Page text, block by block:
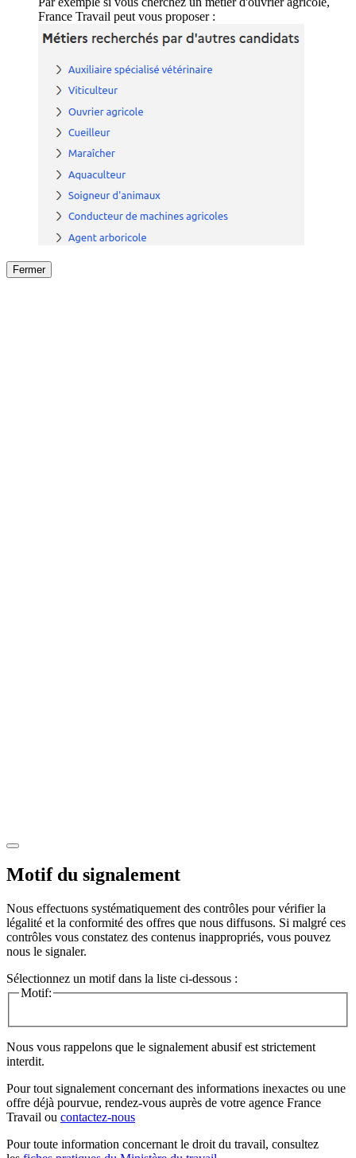
France Travail peut vous proposer :
Fermer
Motif du signalement
Nous effectuons systématiquement des contrôles pour vérifier la
légalité et la conformité des offres que nous diffusons. Si malgré ces
contrôles vous constatez des contenus inappropriés, vous pouvez
nous le signaler.
Sélectionnez un motif dans la liste ci-dessous :
Motif:
Nous vous rappelons que le signalement abusif est strictement
interdit.
Pour tout signalement concernant des informations inexactes ou une
offre déjà pourvue, rendez-vous auprès de votre agence France
Travail ou contactez-nous
Pour toute information concernant le droit du travail, consultez